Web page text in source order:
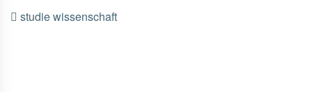
studiewissenschaft